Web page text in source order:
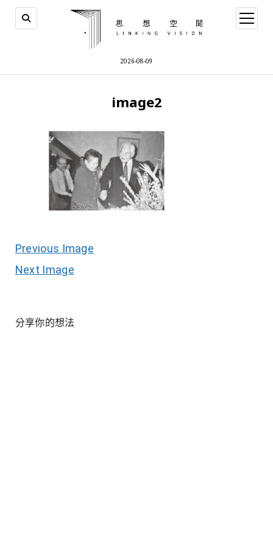
2026-08-09
open
menu
image2
Previous Image
Next Image
分享你的想法